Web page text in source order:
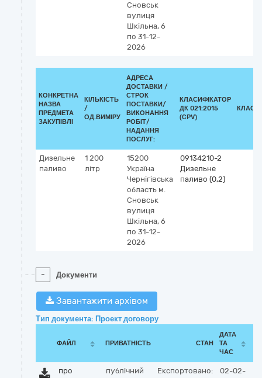
Сновськ
вулиця
Шкільна, 6
по 31-12-
2026
КОНКРЕТНА
НАЗВА
ПРЕДМЕТА
ЗАКУПІВЛІ
КІЛЬКІСТЬ
/
ОД.ВИМІРУ
АДРЕСА
ДОСТАВКИ /
СТРОК
ПОСТАВКИ/
ВИКОНАННЯ
РОБІТ/
НАДАННЯ
ПОСЛУГ:
КЛАСИФІКАТОР
ДК 021:2015
(CPV)
Дизельне
паливо
1 200
літр
15200
Україна
Чернігівська
область м.
Сновськ
вулиця
Шкільна, 6
по 31-12-
2026
09134210-2
Дизельне
паливо (0,2)
- Документи
Завантажити архівом
Тип документа: Проект договору
ФАЙЛ ПРИВАТНІСТЬ СТАН
ДАТА
ТА
ЧАС
про
публічний Експортовано:
02-02-